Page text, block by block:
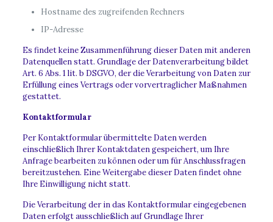
Hostname des zugreifenden Rechners
IP-Adresse
Es findet keine Zusammenführung dieser Daten mit anderen
Datenquellen statt. Grundlage der Datenverarbeitung bildet
Art. 6 Abs. 1 lit. b DSGVO, der die Verarbeitung von Daten zur
Erfüllung eines Vertrags oder vorvertraglicher Maßnahmen
gestattet.
Kontaktformular
Per Kontaktformular übermittelte Daten werden
einschließlich Ihrer Kontaktdaten gespeichert, um Ihre
Anfrage bearbeiten zu können oder um für Anschlussfragen
bereitzustehen. Eine Weitergabe dieser Daten findet ohne
Ihre Einwilligung nicht statt.
Die Verarbeitung der in das Kontaktformular eingegebenen
Daten erfolgt ausschließlich auf Grundlage Ihrer